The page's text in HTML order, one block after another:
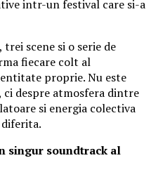
intr-un festival care si-a
scene si o serie de
fiecare colt al
proprie. Nu este
ci despre atmosfera dintre
si energia colectiva
diferita.
singur soundtrack al